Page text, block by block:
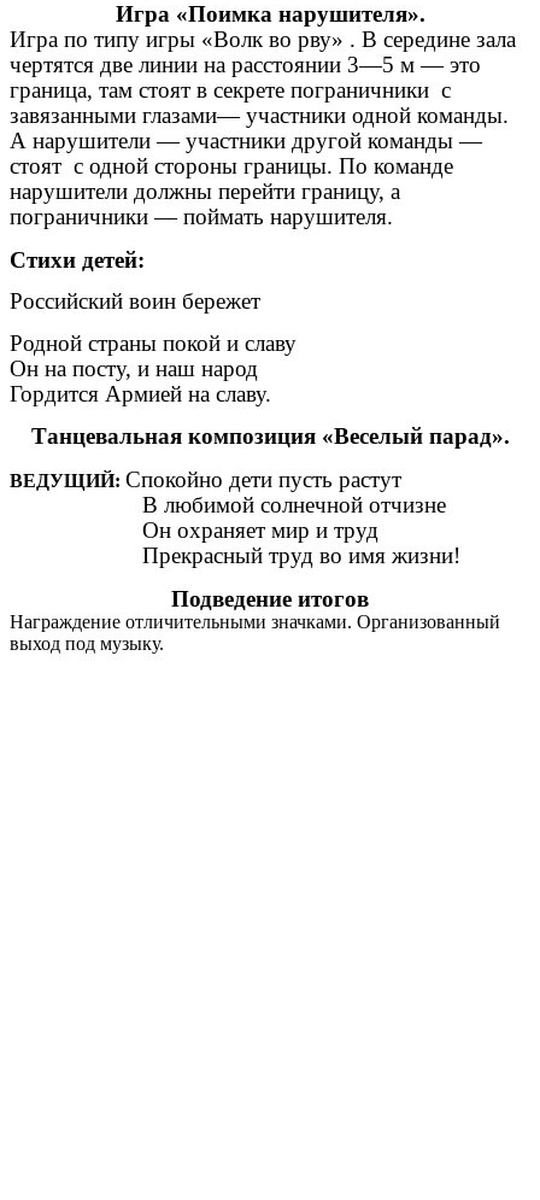
Игра «Поимка нарушителя».
Игра по типу игры «Волк во рву» . В середине зала
чертятся две линии на расстоянии 3—5 м — это
граница, там стоят в секрете пограничники с
завязанными глазами— участники одной команды.
А нарушители — участники другой команды —
стоят с одной стороны границы. По команде
нарушители должны перейти границу, а
пограничники — поймать нарушителя.
Стихи детей:
Российский воин бережет
Родной страны покой и славу
Он на посту, и наш народ
Гордится Армией на славу.
Танцевальная композиция «Веселый парад».
ВЕДУЩИЙ: Спокойно дети пусть растут
В любимой солнечной отчизне
Он охраняет мир и труд
Прекрасный труд во имя жизни!
Подведение итогов
Награждение отличительными значками. Организованный
выход под музыку.